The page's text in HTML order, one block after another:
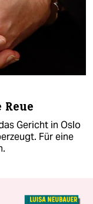
Gericht in Oslo
Für eine